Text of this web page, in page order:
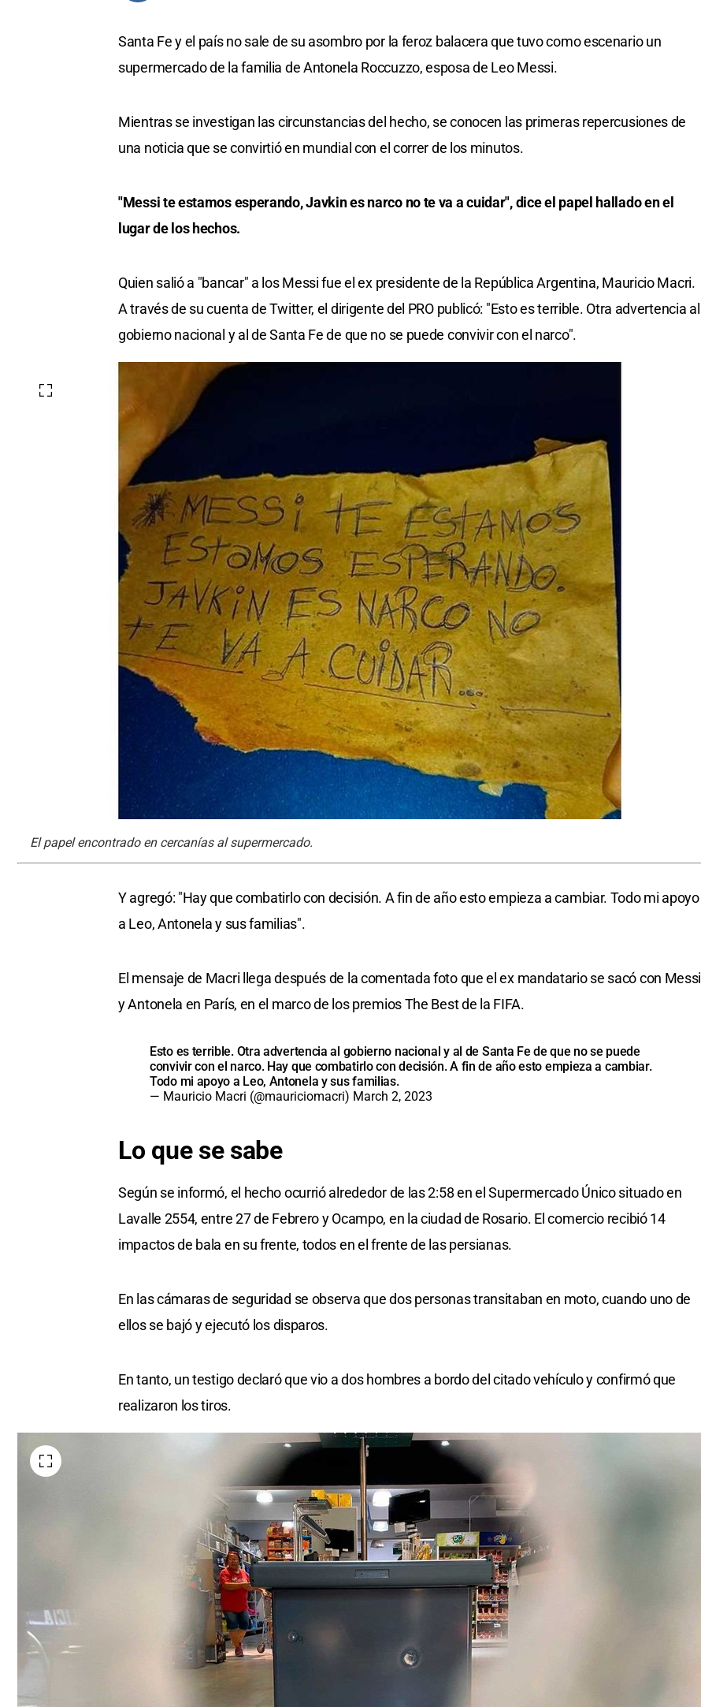
Santa Fe y el país no sale de su asombro por la feroz balacera que tuvo como escenario un
supermercado de la familia de Antonela Roccuzzo, esposa de Leo Messi.
Mientras se investigan las circunstancias del hecho, se conocen las primeras repercusiones de
una noticia que se convirtió en mundial con el correr de los minutos.
"Messi te estamos esperando, Javkin es narco no te va a cuidar", dice el papel hallado en el
lugar de los hechos.
Quien salió a "bancar" a los Messi fue el ex presidente de la República Argentina, Mauricio Macri.
A través de su cuenta de Twitter, el dirigente del PRO publicó: "Esto es terrible. Otra advertencia al
gobierno nacional y al de Santa Fe de que no se puede convivir con el narco".
El papel encontrado en cercanías al supermercado.
Y agregó: "Hay que combatirlo con decisión. A fin de año esto empieza a cambiar. Todo mi apoyo
a Leo, Antonela y sus familias".
El mensaje de Macri llega después de la comentada foto que el ex mandatario se sacó con Messi
y Antonela en París, en el marco de los premios The Best de la FIFA.
Esto es terrible. Otra advertencia al gobierno nacional y al de Santa Fe de que no se puede
convivir con el narco. Hay que combatirlo con decisión. A fin de año esto empieza a cambiar.
Todo mi apoyo a Leo, Antonela y sus familias.
— Mauricio Macri (@mauriciomacri) March 2, 2023
Lo que se sabe
Según se informó, el hecho ocurrió alrededor de las 2:58 en el Supermercado Único situado en
Lavalle 2554, entre 27 de Febrero y Ocampo, en la ciudad de Rosario. El comercio recibió 14
impactos de bala en su frente, todos en el frente de las persianas.
En las cámaras de seguridad se observa que dos personas transitaban en moto, cuando uno de
ellos se bajó y ejecutó los disparos.
En tanto, un testigo declaró que vio a dos hombres a bordo del citado vehículo y confirmó que
realizaron los tiros.